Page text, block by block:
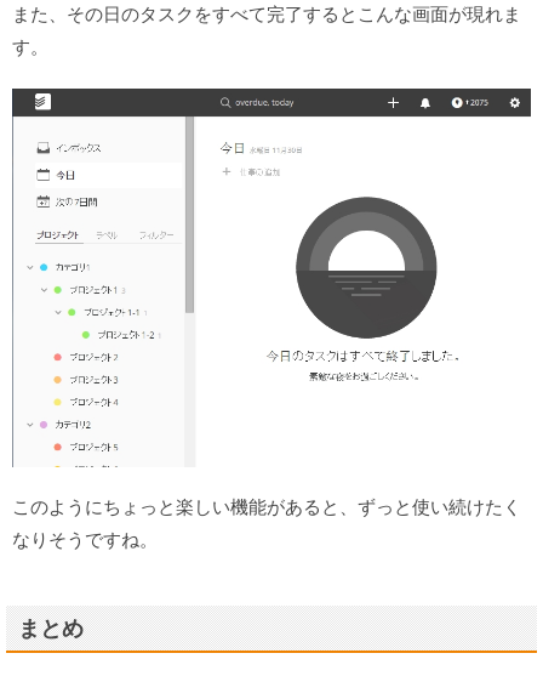
また、その日のタスクをすべて完了するとこんな画面が現れま
す。
このようにちょっと楽しい機能があると、ずっと使い続けたく
なりそうですね。
まとめ